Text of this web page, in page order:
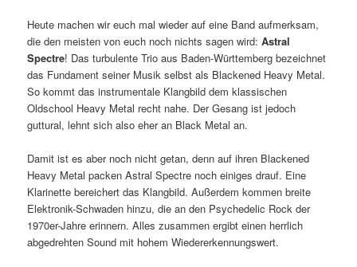
Heute machen wir euch mal wieder auf eine Band aufmerksam,
die den meisten von euch noch nichts sagen wird:Astral
Spectre! Das turbulente Trio aus Baden-Württemberg bezeichnet
das Fundament seiner Musik selbst als Blackened Heavy Metal.
So kommt das instrumentale Klangbild dem klassischen
Oldschool Heavy Metal recht nahe. Der Gesang ist jedoch
guttural, lehnt sich also eher an Black Metal an.
Damit ist es aber noch nicht getan, denn auf ihren Blackened
Heavy Metal packen Astral Spectre noch einiges drauf. Eine
Klarinette bereichert das Klangbild. Außerdem kommen breite
Elektronik-Schwaden hinzu, die an den Psychedelic Rock der
1970er-Jahre erinnern. Alles zusammen ergibt einen herrlich
abgedrehten Sound mit hohem Wiedererkennungswert.